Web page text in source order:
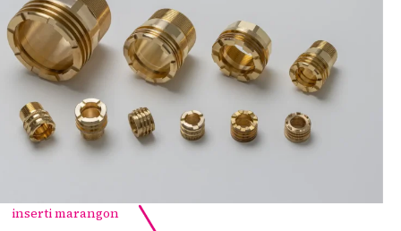
inserti marangon